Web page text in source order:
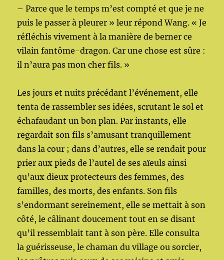
– Parce que le temps m’est compté et que je ne
puis le passer à pleurer » leur répond Wang. « Je
réfléchis vivement à la manière de berner ce
vilain fantôme-dragon. Car une chose est sûre :
il n’aura pas mon cher fils. »
Les jours et nuits précédant l’événement, elle
tenta de rassembler ses idées, scrutant le sol et
échafaudant un bon plan. Par instants, elle
regardait son fils s’amusant tranquillement
dans la cour ; dans d’autres, elle se rendait pour
prier aux pieds de l’autel de ses aïeuls ainsi
qu’aux dieux protecteurs des femmes, des
familles, des morts, des enfants. Son fils
s’endormant sereinement, elle se mettait à son
côté, le câlinant doucement tout en se disant
qu’il ressemblait tant à son père. Elle consulta
la guérisseuse, le chaman du village ou sorcier,